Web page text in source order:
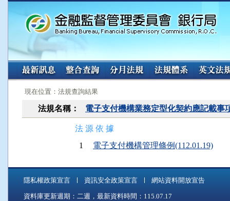
:::
現在位置：法規查詢結果
法規名稱： 電子支付機構業務定型化契約應記載事
法 源 依 據
1
電子支付機構管理條例(112.01.19)
隱私權政策宣言 資訊安全政策宣言 網站資料開放宣告
資料庫更新週期：二週，最新資料時間：115.07.17